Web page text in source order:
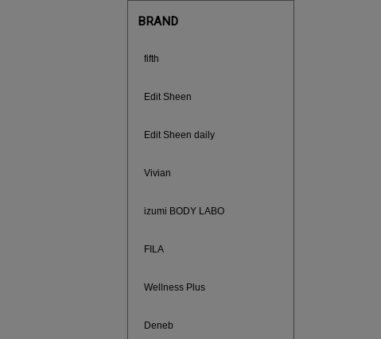
BRAND
fifth
Edit Sheen
Edit Sheen daily
Vivian
izumi BODY LABO
FILA
Wellness Plus
Deneb